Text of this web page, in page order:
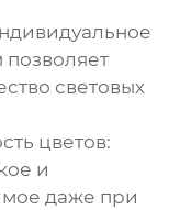
световых
цветов:
и
даже при